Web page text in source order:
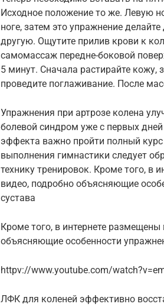
Исходное положение то же. Левую
ноге, затем это упражнение
другую. Ощутите прилив крови к
самомассаж передне-боковой
5 минут. Сначала растирайте
проведите поглаживание. После
Упражнения при артрозе колена
болевой синдром уже с первых
эффекта важно пройти полный
выполнения гимнастики следует
технику тренировок. Кроме того, в
видео, подробно объясняющие
сустава
Кроме того, в интернете
объясняющие особенности
httpv://www.youtube.com/
ЛФК для коленей эффективно